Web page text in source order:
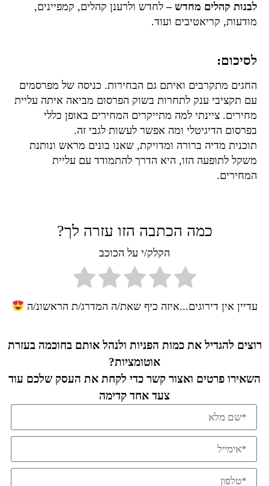
לבנות קהלים מחדש –לחדש ולרענן קהלים, קמפיינים,
מודעות, קריאטיבים ועוד.
לסיכום:
החגים מתקרבים ואיתם גם הבחירות. כניסה של מפרסמים
עם תקציבי ענק לתחרות בשוק הפרסום מביאה איתה עליית
מחירים. ציינתי למה מתייקרים המחירים באופן כללי
בפרסום הדיגיטלי ומה אפשר לעשות לגבי זה.
תוכנית מדיה ברורה ומדויקת, שאנו בונים מראש ונותנת
משקל לתופעה הזו, היא הדרך להתמודד עם עליית
המחירים.
כמה הכתבה הזו עזרה לך?
הקלק/י על הכוכב
עדיין אין דירוגים...איזה כיף שאת/ה המדרג/ת הראשונ/ה
רוצים להגדיל את כמות הפניות ולנהל אותם בחוכמה בעזרת
אוטומציות?
השאירו פרטים ואצור קשר כדי לקחת את העסק שלכם עוד
צעד אחד קדימה